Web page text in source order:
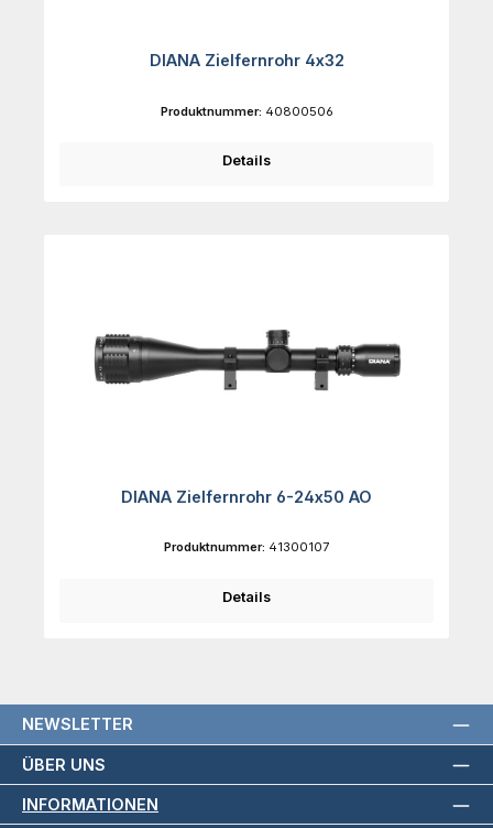
DIANA Zielfernrohr 4x32
Produktnummer: 40800506
Details
DIANA Zielfernrohr 6-24x50 AO
Produktnummer: 41300107
Details
NEWSLETTER
ÜBER UNS
INFORMATIONEN